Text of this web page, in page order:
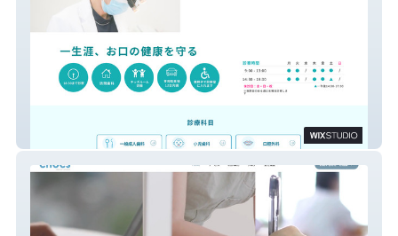
歯科医院 れんげじ歯科クリニック